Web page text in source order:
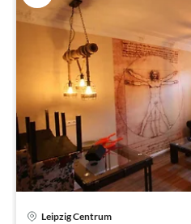
Leipzig Centrum